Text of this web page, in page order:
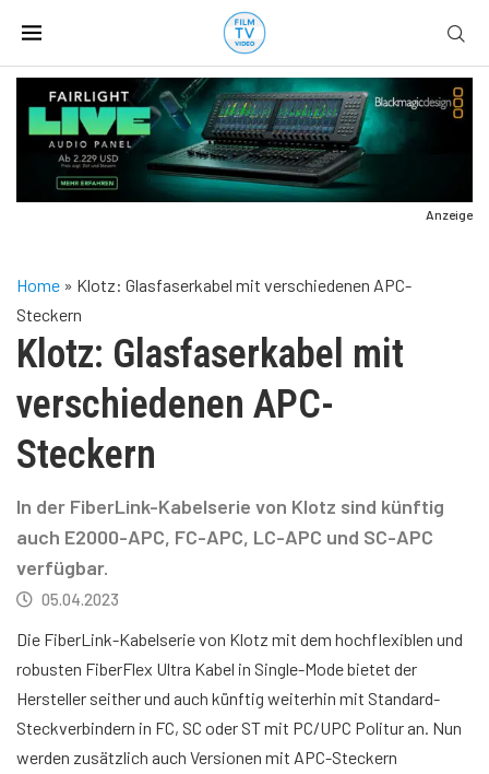
Anzeige
Home » Klotz: Glasfaserkabel mit verschiedenen APC-
Steckern
Klotz: Glasfaserkabel mit
verschiedenen APC-
Steckern
In der FiberLink-Kabelserie von Klotz sind künftig
auch E2000-APC, FC-APC, LC-APC und SC-APC
verfügbar.
05.04.2023
Die FiberLink-Kabelserie von Klotz mit dem hochflexiblen und
robusten FiberFlex Ultra Kabel in Single-Mode bietet der
Hersteller seither und auch künftig weiterhin mit Standard-
Steckverbindern in FC, SC oder ST mit PC/UPC Politur an. Nun
werden zusätzlich auch Versionen mit APC-Steckern